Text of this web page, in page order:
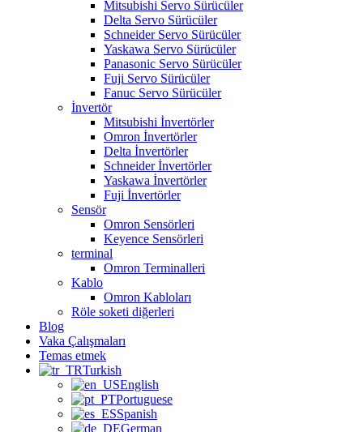
Mitsubishi Servo Sürücüler
Delta Servo Sürücüler
Schneider Servo Sürücüler
Yaskawa Servo Sürücüler
Panasonic Servo Sürücüler
Fuji Servo Sürücüler
Fanuc Servo Sürücüler
İnvertör
Mitsubishi İnvertörler
Omron İnvertörler
Delta İnvertörler
Schneider İnvertörler
Yaskawa İnvertörler
Fuji İnvertörler
Sensör
Omron Sensörleri
Keyence Sensörleri
terminal
Omron Terminalleri
Kablo
Omron Kabloları
Röle soketi diğerleri
Blog
Vaka Çalışmaları
Temas etmek
Turkish
English
Portuguese
Spanish
German